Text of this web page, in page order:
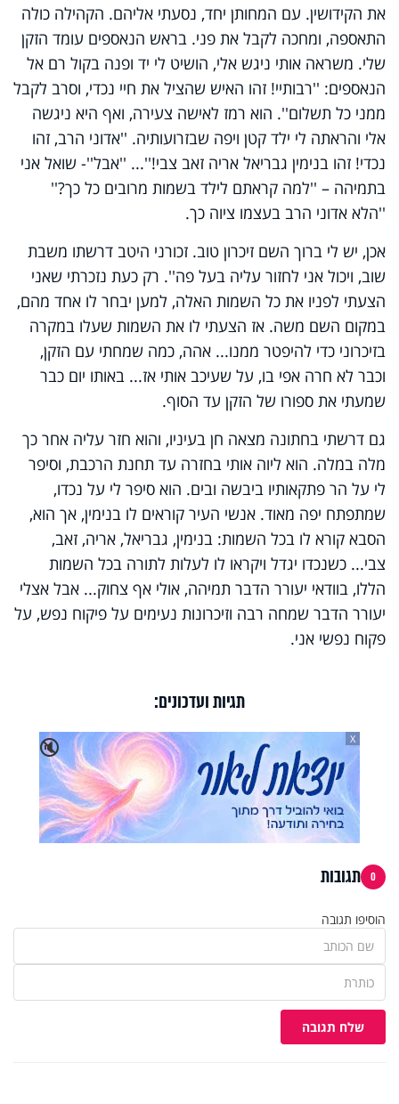
את הקידושין. עם המחותן יחד, נסעתי אליהם. הקהילה כולה
התאספה, ומחכה לקבל את פני. בראש הנאספים עומד הזקן
שלי. משראה אותי ניגש אלי, הושיט לי יד ופנה בקול רם אל
הנאספים: ''רבותיי! זהו האיש שהציל את חיי נכדי, וסרב לקבל
ממני כל תשלום''. הוא רמז לאישה צעירה, ואף היא ניגשה
אלי והראתה לי ילד קטן ויפה שבזרועותיה. ''אדוני הרב, זהו
נכדי! זהו בנימין גבריאל אריה זאב צבי!''... ''אבל''- שואל אני
בתמיהה – ''למה קראתם לילד בשמות מרובים כל כך?''
''הלא אדוני הרב בעצמו ציוה כך.
אכן, יש לי ברוך השם זיכרון טוב. זכורני היטב דרשתו משבת
שוב, ויכול אני לחזור עליה בעל פה''. רק כעת נזכרתי שאני
הצעתי לפניו את כל השמות האלה, למען יבחר לו אחד מהם,
במקום השם משה. אז הצעתי לו את השמות שעלו במקרה
בזיכרוני כדי להיפטר ממנו... אהה, כמה שמחתי עם הזקן,
וכבר לא חרה אפי בו, על שעיכב אותי אז... באותו יום כבר
שמעתי את ספורו של הזקן עד הסוף.
גם דרשתי בחתונה מצאה חן בעיניו, והוא חזר עליה אחר כך
מלה במלה. הוא ליוה אותי בחזרה עד תחנת הרכבת, וסיפר
לי על הר פתקאותיו ביבשה ובים. הוא סיפר לי על נכדו,
שמתפתח יפה מאוד. אנשי העיר קוראים לו בנימין, אך הוא,
הסבא קורא לו בכל השמות: בנימין, גבריאל, אריה, זאב,
צבי... כשנכדו יגדל ויקראו לו לעלות לתורה בכל השמות
הללו, בוודאי יעורר הדבר תמיהה, אולי אף צחוק... אבל אצלי
יעורר הדבר שמחה רבה וזיכרונות נעימים על פיקוח נפש, על
פקוח נפשי אני.
תגיות ועדכונים:
🔇
X
0 תגובות
הוסיפו תגובה
שלח תגובה